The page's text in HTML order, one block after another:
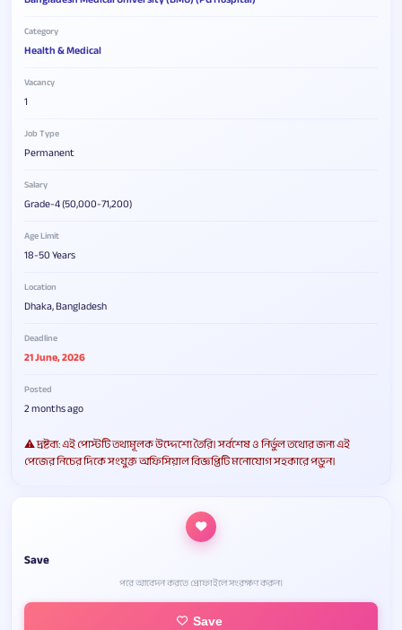
Category
Health & Medical
Vacancy
1
Job Type
Permanent
Salary
Grade-4 (50,000-71,200)
Age Limit
18-50 Years
Location
Dhaka, Bangladesh
Deadline
21 June, 2026
Posted
2 months ago
⚠️ দ্রষ্টব্য: এই পোস্টটি তথ্যমূলক উদ্দেশ্যে তৈরি। সর্বশেষ ও নির্ভুল তথ্যের জন্য এই
পেজের নিচের দিকে সংযুক্ত অফিসিয়াল বিজ্ঞপ্তিটি মনোযোগ সহকারে পড়ুন।
Save
পরে আবেদন করতে প্রোফাইলে সংরক্ষণ করুন।
Save